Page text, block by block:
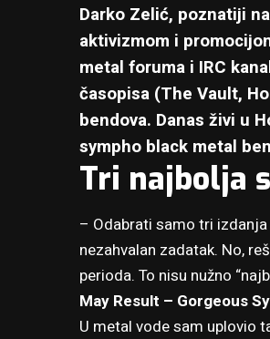
Darko Zelić, poznatiji
aktivizmom i
metal foruma i IRC
časopisa (The Vault,
bendova. Danas živi u
sympho black metal
Tri najbolja
– Odabrati samo tri
nezahvalan zadatak. No,
perioda. To nisu nužno
May Result – Gorgeous
U metal vode sam uplovio